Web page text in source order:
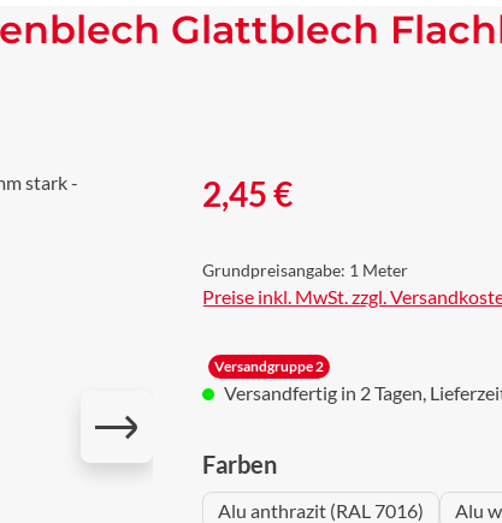
Glattblech
Regulärer Preis:
2,45 €
Grundpreisangabe: 1 Meter
Preise inkl. MwSt. zzgl.
Versandgruppe 2
Versandfertig in 2 Tagen,
Farbenauswählen
Alu anthrazit (RAL 7016)
Alu